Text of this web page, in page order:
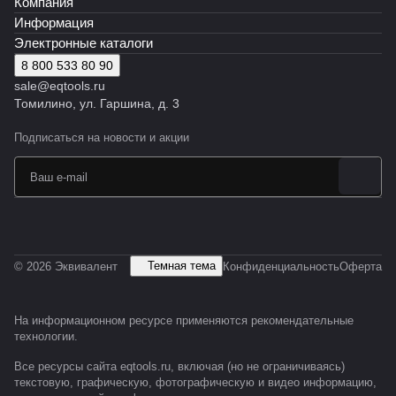
Информация
Электронные каталоги
8 800 533 80 90
sale@eqtools.ru
Томилино, ул. Гаршина, д. 3
Подписаться на новости и акции
© 2026 Эквивалент Темная тема КонфиденциальностьОферта
На информационном ресурсе применяются рекомендательные
технологии.
Все ресурсы сайта eqtools.ru, включая (но не ограничиваясь)
текстовую, графическую, фотографическую и видео информацию,